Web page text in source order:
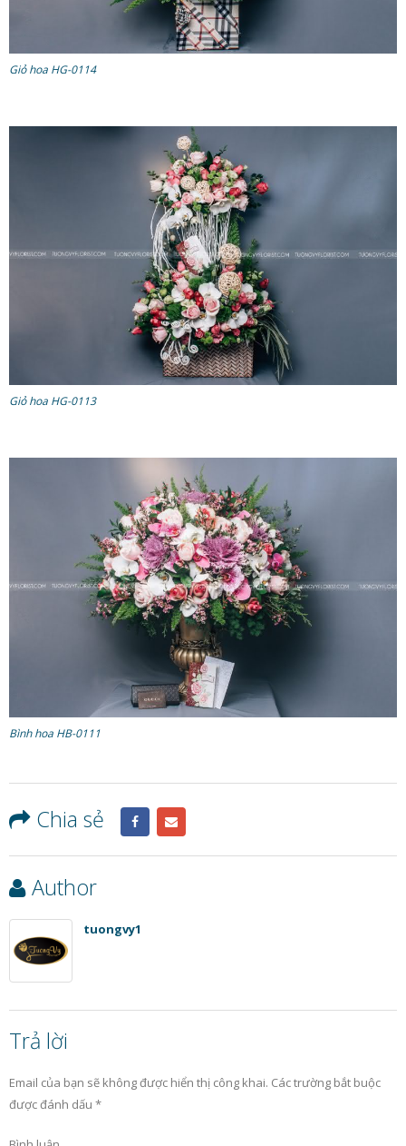
Giỏ hoa HG-0114
Giỏ hoa HG-0113
Bình hoa HB-0111
Chia sẻ
Author
tuongvy1
Trả lời
Email của bạn sẽ không được hiển thị công khai. Các trường bắt buộc
được đánh dấu *